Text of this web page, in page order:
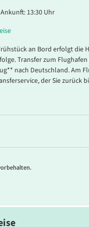
13:30 Uhr
an Bord erfolgt die
Transfer zum
nach Deutschland. Am
der Sie zurück
Kabinen auf dem
über kleinere, nicht zu